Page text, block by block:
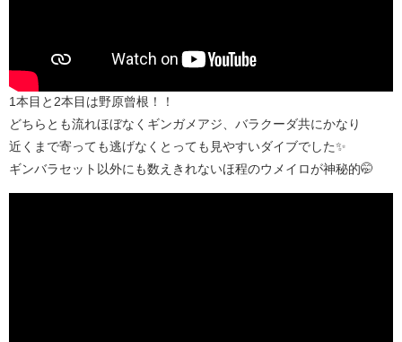
1本目と2本目は野原曾根！！
どちらとも流れほぼなくギンガメアジ、バラクーダ共にかなり
近くまで寄っても逃げなくとっても見やすいダイブでした✨
ギンバラセット以外にも数えきれないほ程のウメイロが神秘的🤭